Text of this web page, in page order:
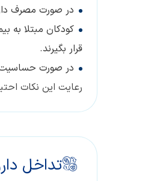
در صورت مصرف
کودکان مبتلا به
قرار بگیرند.
در صورت حساسیت
رعایت این نکات
تداخل